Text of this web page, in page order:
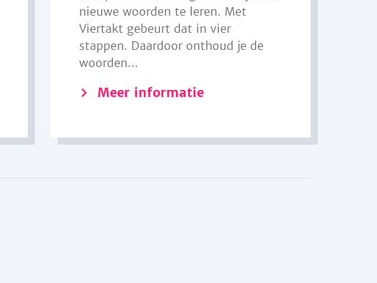
nieuwe woorden te leren. Met
Viertakt gebeurt dat in vier
stappen. Daardoor onthoud je de
woorden...
Meer informatie